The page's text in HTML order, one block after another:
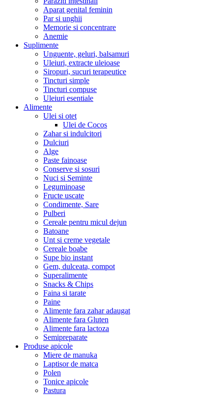
Aparat genital feminin
Par si unghii
Memorie si concentrare
Anemie
Suplimente
Unguente, geluri, balsamuri
Uleiuri, extracte uleioase
Siropuri, sucuri terapeutice
Tincturi simple
Tincturi compuse
Uleiuri esentiale
Alimente
Ulei si otet
Ulei de Cocos
Zahar si indulcitori
Dulciuri
Alge
Paste fainoase
Conserve si sosuri
Nuci si Seminte
Leguminoase
Fructe uscate
Condimente, Sare
Pulberi
Cereale pentru micul dejun
Batoane
Unt si creme vegetale
Cereale boabe
Supe bio instant
Gem, dulceata, compot
Superalimente
Snacks & Chips
Faina si tarate
Paine
Alimente fara zahar adaugat
Alimente fara Gluten
Alimente fara lactoza
Semipreparate
Produse apicole
Miere de manuka
Laptisor de matca
Polen
Tonice apicole
Pastura